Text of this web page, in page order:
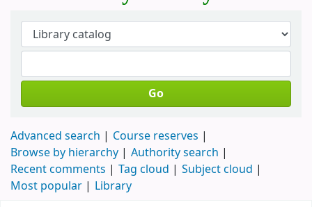
Go
Advanced search
Course reserves
Browse by hierarchy
Authority search
Recent comments
Tag cloud
Subject cloud
Most popular
Library